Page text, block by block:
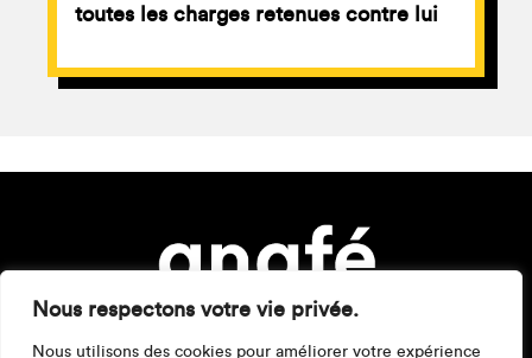
Nous respectons votre vie privée.
Nous utilisons des cookies pour améliorer votre expérience
toutes les charges retenues contre lui